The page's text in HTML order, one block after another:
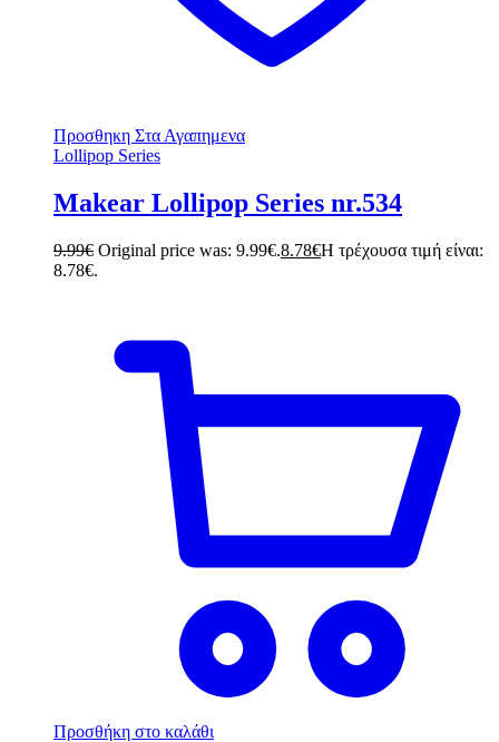
Προσθηκη Στα Αγαπημενα
Lollipop Series
Makear Lollipop Series nr.534
9.99€ Original price was: 9.99€.8.78€Η τρέχουσα τιμή είναι:
8.78€.
Προσθήκη στο καλάθι